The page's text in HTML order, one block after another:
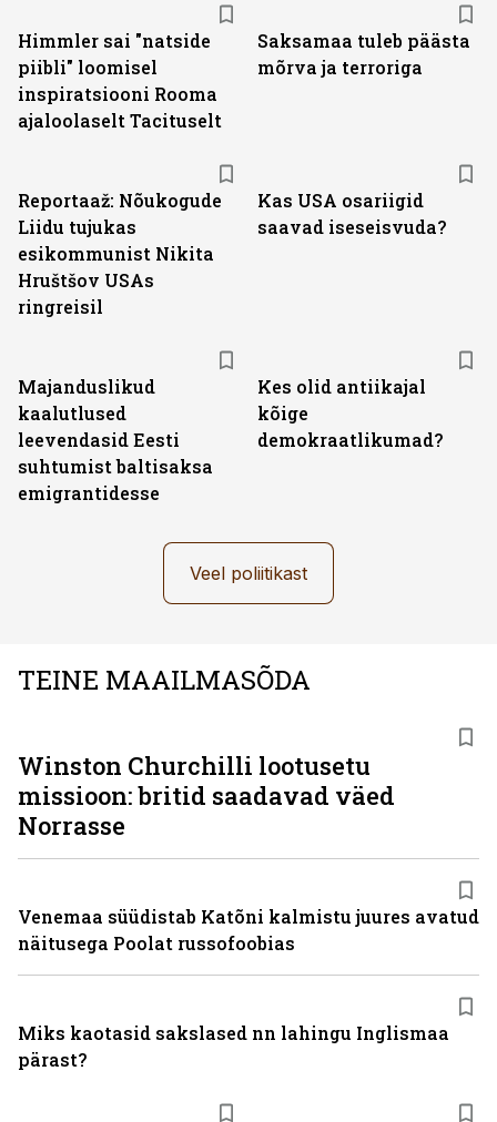
Himmler sai "natside
piibli" loomisel
inspiratsiooni Rooma
ajaloolaselt Tacituselt
Saksamaa tuleb päästa
mõrva ja terroriga
Reportaaž: Nõukogude
Liidu tujukas
esikommunist Nikita
Hruštšov USAs
ringreisil
Kas USA osariigid
saavad iseseisvuda?
Majanduslikud
kaalutlused
leevendasid Eesti
suhtumist baltisaksa
emigrantidesse
Kes olid antiikajal
kõige
demokraatlikumad?
Veel poliitikast
TEINE MAAILMASÕDA
Winston Churchilli lootusetu
missioon: britid saadavad väed
Norrasse
Venemaa süüdistab Katõni kalmistu juures avatud
näitusega Poolat russofoobias
Miks kaotasid sakslased nn lahingu Inglismaa
pärast?